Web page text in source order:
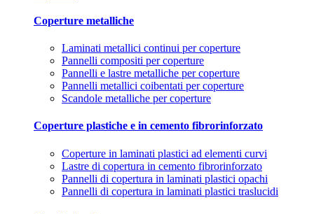
Coperture metalliche
Laminati metallici continui per coperture
Pannelli compositi per coperture
Pannelli e lastre metalliche per coperture
Pannelli metallici coibentati per coperture
Scandole metalliche per coperture
Coperture plastiche e in cemento fibrorinforzato
Coperture in laminati plastici ad elementi curvi
Lastre di copertura in cemento fibrorinforzato
Pannelli di copertura in laminati plastici opachi
Pannelli di copertura in laminati plastici traslucidi